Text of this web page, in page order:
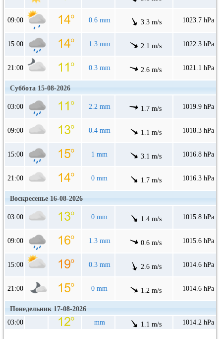
09:00 0.6 mm 3.3 m/s 1023.7 hPa
15:00 1.3 mm 2.1 m/s 1022.3 hPa
21:00 0.3 mm 2.6 m/s 1021.1 hPa
Суббота 15-08-2026
03:00 2.2 mm 1.7 m/s 1019.9 hPa
09:00 0.4 mm 1.1 m/s 1018.3 hPa
15:00 1 mm 3.1 m/s 1016.8 hPa
21:00 0 mm 1.7 m/s 1016.3 hPa
Воскресенье 16-08-2026
03:00 0 mm 1.4 m/s 1015.8 hPa
09:00 1.3 mm 0.6 m/s 1015.6 hPa
15:00 0.3 mm 2.6 m/s 1014.6 hPa
21:00 0 mm 1.2 m/s 1014.6 hPa
Понедельник 17-08-2026
03:00
mm 1.1 m/s 1014.2 hPa